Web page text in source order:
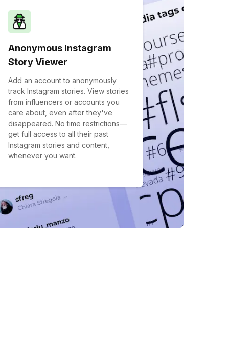
Anonymous Instagram
Story Viewer
Add an account to anonymously
track Instagram stories. View stories
from influencers or accounts you
care about, even after they've
disappeared. No time restrictions—
get full access to all their past
Instagram stories and content,
whenever you want.